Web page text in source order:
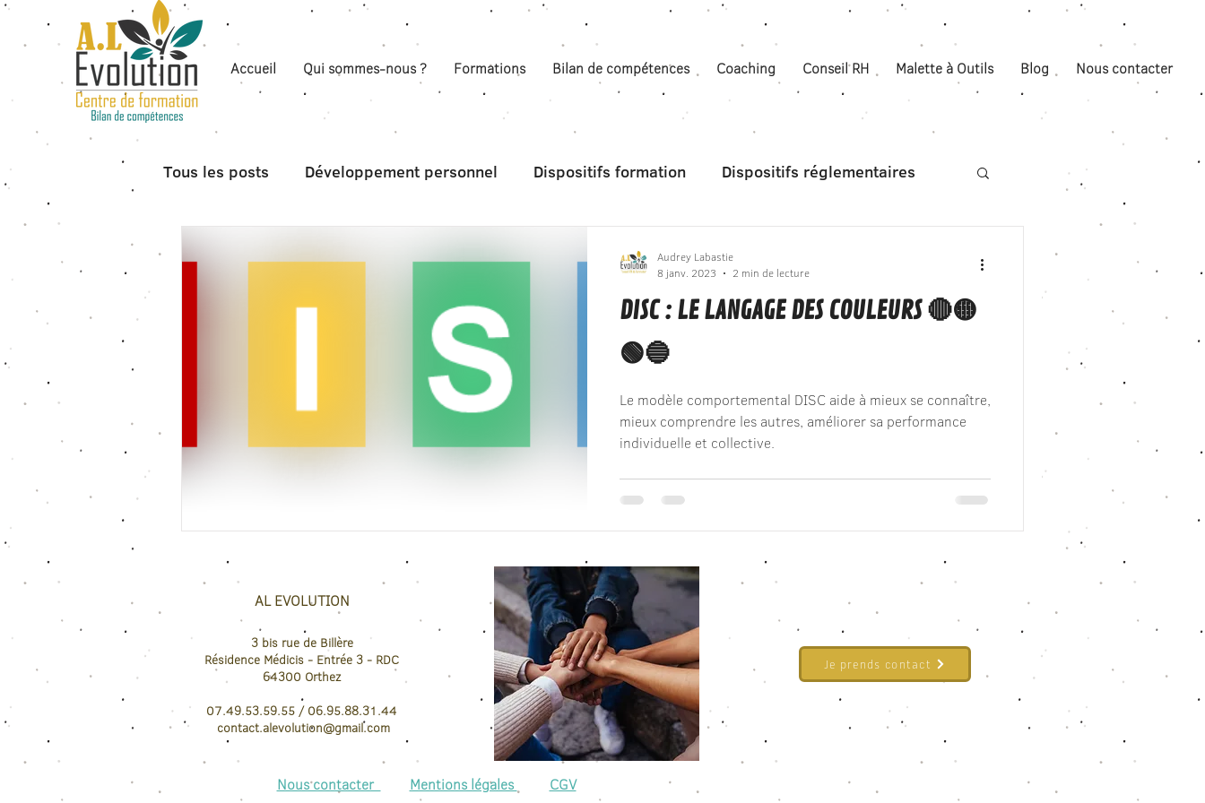
Accueil Qui sommes-nous ? Formations Bilan de compétences Coaching Conseil RH Malette à Outils Blog Nous contacter
Tous les posts Développement personnel Dispositifs formation Dispositifs réglementaires
DISC : LE LANGAGE DES COULEURS 🔴🟡
🟢🔵
Le modèle comportemental DISC aide à mieux se connaître,
mieux comprendre les autres, améliorer sa performance
individuelle et collective.
Audrey Labastie
8 janv. 2023
2 min de lecture
AL EVOLUTION
3 bis rue de Billère
Résidence Médicis - Entrée 3 - RDC
64300 Orthez
07.49.53.59.55 / 06.95.88.31.44
contact.alevolution@gmail.com
Je prends contact
Nous contacter Mentions légales CGV